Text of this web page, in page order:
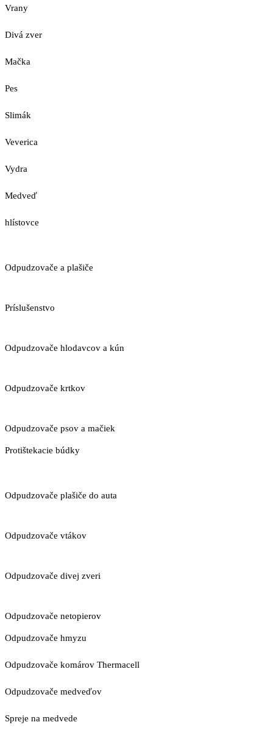
Vrany
Divá zver
Mačka
Pes
Slimák
Veverica
Vydra
Medveď
hlístovce
Odpudzovače a plašiče
Príslušenstvo
Odpudzovače hlodavcov a kún
Odpudzovače krtkov
Odpudzovače psov a mačiek
Protištekacie búdky
Odpudzovače plašiče do auta
Odpudzovače vtákov
Odpudzovače divej zveri
Odpudzovače netopierov
Odpudzovače hmyzu
Odpudzovače komárov Thermacell
Odpudzovače medveďov
Spreje na medvede